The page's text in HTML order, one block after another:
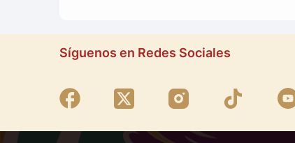
Síguenos en Redes Sociales